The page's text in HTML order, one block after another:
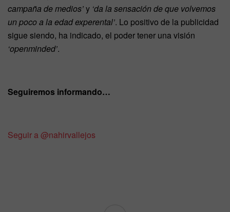
campaña de medios’y ‘da la sensación de que volvemos
un poco a la edad experental’. Lo positivo de la publicidad
sigue siendo, ha indicado, el poder tener una visión
‘openminded’.
Seguiremos informando…
Seguir a @nahirvallejos